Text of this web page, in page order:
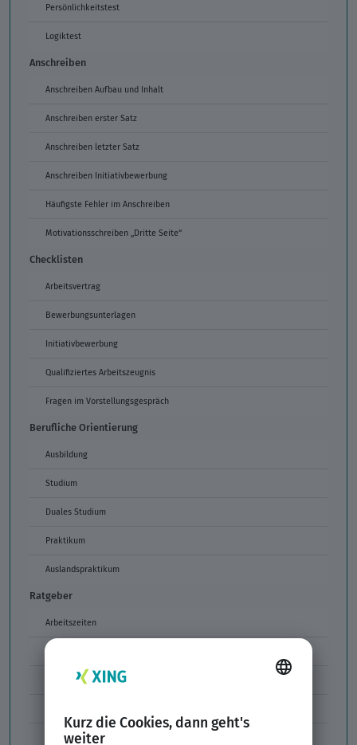
Persönlichkeitstest
Logiktest
Anschreiben
Anschreiben Aufbau und Inhalt
Anschreiben erster Satz
Anschreiben letzter Satz
Anschreiben Initiativbewerbung
Häufigste Fehler im Anschreiben
Motivationsschreiben „Dritte Seite“
Checklisten
Arbeitsvertrag
Bewerbungsunterlagen
Initiativbewerbung
Qualifiziertes Arbeitszeugnis
Fragen im Vorstellungsgespräch
Berufliche Orientierung
Ausbildung
Studium
Duales Studium
Praktikum
Auslandspraktikum
Ratgeber
Arbeitszeiten
Formulierungen im Arbeitszeugnis
Unbefristeter Arbeitsvertrag